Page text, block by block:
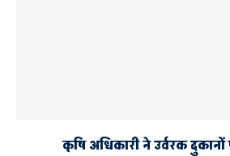
कृषि अधिकारी ने उर्वरक दुकानों